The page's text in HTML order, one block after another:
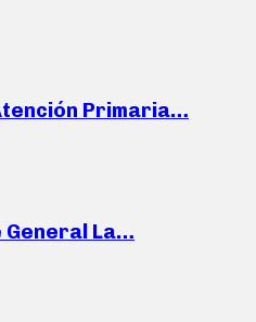
Primaria…
General La…